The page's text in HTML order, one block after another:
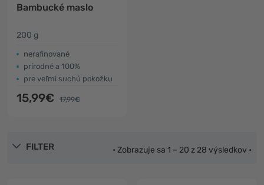
Bambucké maslo
200 g
nerafinované
prírodné a 100%
pre veľmi suchú pokožku
15,99€ 17,99€
FILTER • Zobrazuje sa 1 – 20 z 28 výsledkov •